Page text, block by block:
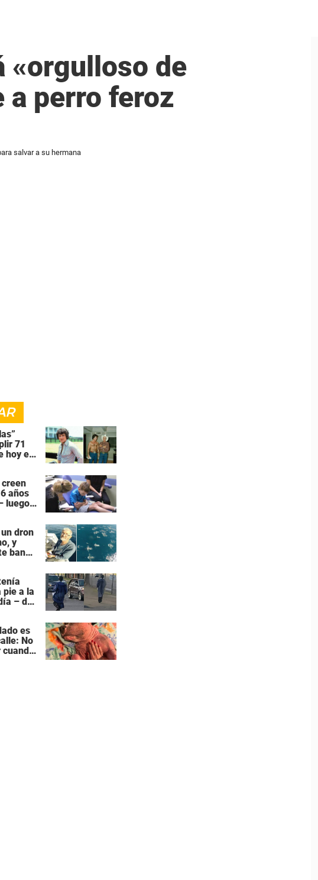
«orgulloso de
perro feroz
salvar a su hermana
71
hoy en
años
luego
dron
y
banco
pie a la
– de
es
No
cuando